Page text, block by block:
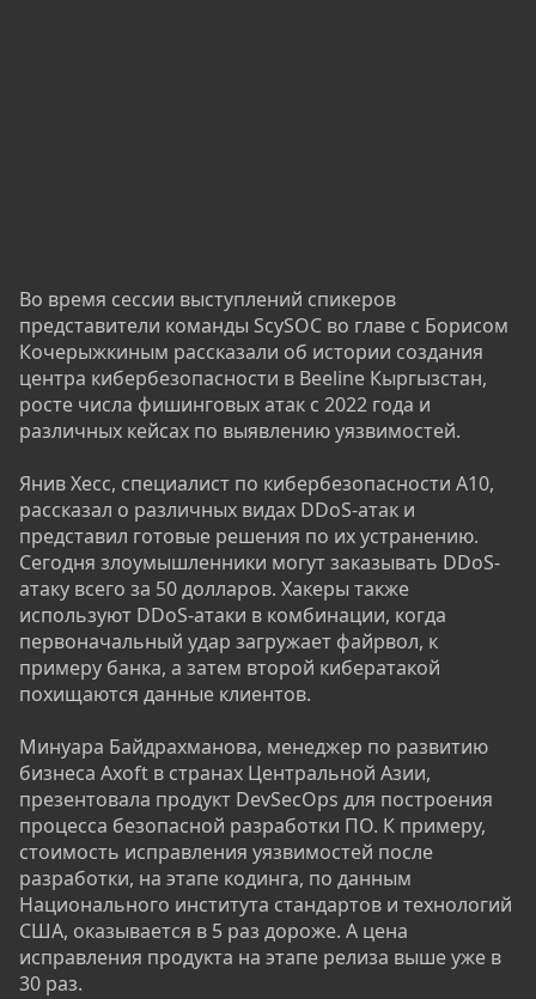
Во время сессии выступлений спикеров
представители команды ScySOC во главе с Борисом
Кочерыжкиным рассказали об истории создания
центра кибербезопасности в Beeline Кыргызстан,
росте числа фишинговых атак с 2022 года и
различных кейсах по выявлению уязвимостей.
Янив Хесс, специалист по кибербезопасности А10,
рассказал о различных видах DDoS-атак и
представил готовые решения по их устранению.
Сегодня злоумышленники могут заказывать DDoS-
атаку всего за 50 долларов. Хакеры также
используют DDoS-атаки в комбинации, когда
первоначальный удар загружает файрвол, к
примеру банка, а затем второй кибератакой
похищаются данные клиентов.
Минуара Байдрахманова, менеджер по развитию
бизнеса Axoft в странах Центральной Азии,
презентовала продукт DevSecOps для построения
процесса безопасной разработки ПО. К примеру,
стоимость исправления уязвимостей после
разработки, на этапе кодинга, по данным
Национального института стандартов и технологий
США, оказывается в 5 раз дороже. А цена
исправления продукта на этапе релиза выше уже в
30 раз.